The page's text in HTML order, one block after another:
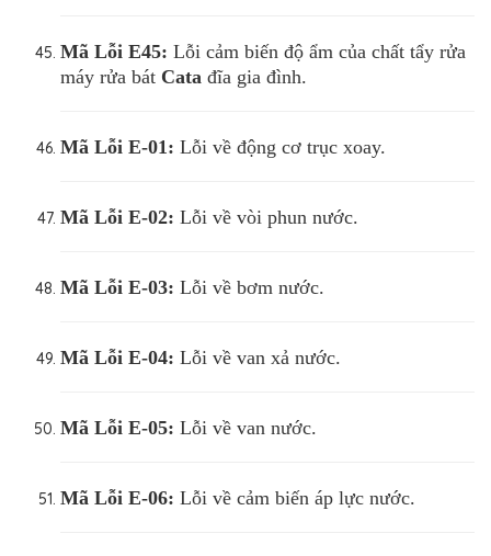
Mã Lỗi E45: Lỗi cảm biến độ ẩm của chất tẩy rửa
máy rửa bát Cata đĩa gia đình.
Mã Lỗi E-01: Lỗi về động cơ trục xoay.
Mã Lỗi E-02: Lỗi về vòi phun nước.
Mã Lỗi E-03: Lỗi về bơm nước.
Mã Lỗi E-04: Lỗi về van xả nước.
Mã Lỗi E-05: Lỗi về van nước.
Mã Lỗi E-06: Lỗi về cảm biến áp lực nước.